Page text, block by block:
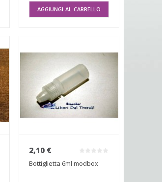
AGGIUNGI AL CARRELLO
2,10 €
Bottiglietta 6ml modbox